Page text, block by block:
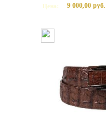
Цена:
9 000,00 руб.